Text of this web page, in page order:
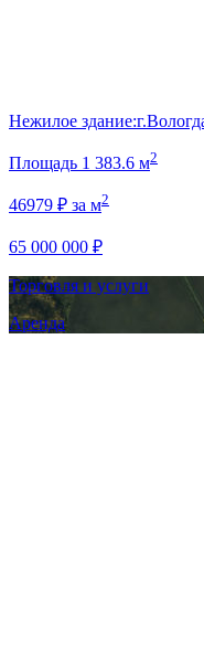
Нежилое
Площадь 1 383.6 м2
46979 ₽ за м2
65 000 000 ₽
Торговля и услуги
Аренда